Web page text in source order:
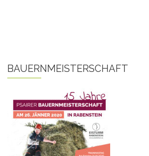
BAUERNMEISTERSCHAFT